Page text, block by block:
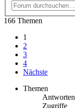
166 Themen
1
2
3
4
Nächste
Themen
Antworten
Zugriffe